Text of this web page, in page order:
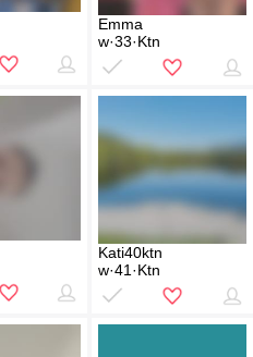
Emma
w·33·Ktn
Kati40ktn
w·41·Ktn